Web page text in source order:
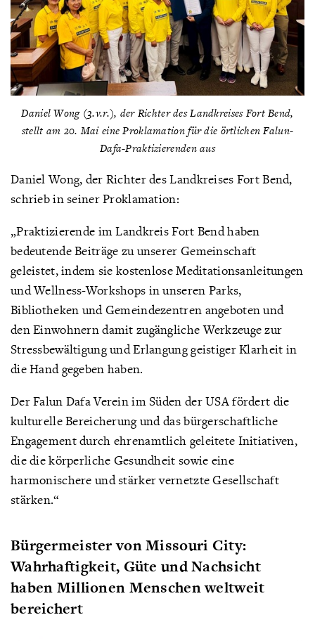
Daniel Wong (3.v.r.), der Richter des Landkreises Fort Bend,
stellt am 20. Mai eine Proklamation für die örtlichen Falun-
Dafa-Praktizierenden aus
Daniel Wong, der Richter des Landkreises Fort Bend,
schrieb in seiner Proklamation:
„Praktizierende im Landkreis Fort Bend haben
bedeutende Beiträge zu unserer Gemeinschaft
geleistet, indem sie kostenlose Meditationsanleitungen
und Wellness-Workshops in unseren Parks,
Bibliotheken und Gemeindezentren angeboten und
den Einwohnern damit zugängliche Werkzeuge zur
Stressbewältigung und Erlangung geistiger Klarheit in
die Hand gegeben haben.
Der Falun Dafa Verein im Süden der USA fördert die
kulturelle Bereicherung und das bürgerschaftliche
Engagement durch ehrenamtlich geleitete Initiativen,
die die körperliche Gesundheit sowie eine
harmonischere und stärker vernetzte Gesellschaft
stärken.“
Bürgermeister von Missouri City:
Wahrhaftigkeit, Güte und Nachsicht
haben Millionen Menschen weltweit
bereichert